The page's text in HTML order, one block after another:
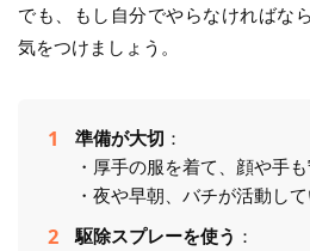
でも、もし自分でやらなければな
気をつけましょう。
準備が大切 ：
・厚手の服を着て、顔や手
・夜や早朝、バチが活動し
駆除スプレーを使う ：